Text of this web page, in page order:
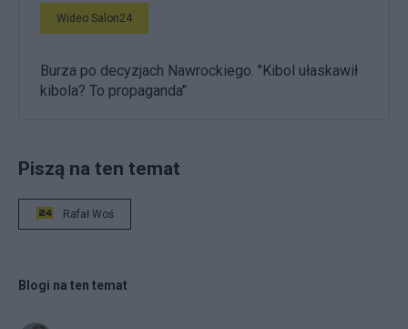
Wideo Salon24
Burza po decyzjach Nawrockiego. "Kibol ułaskawił
kibola? To propaganda"
Piszą na ten temat
Rafał Woś
Blogi na ten temat